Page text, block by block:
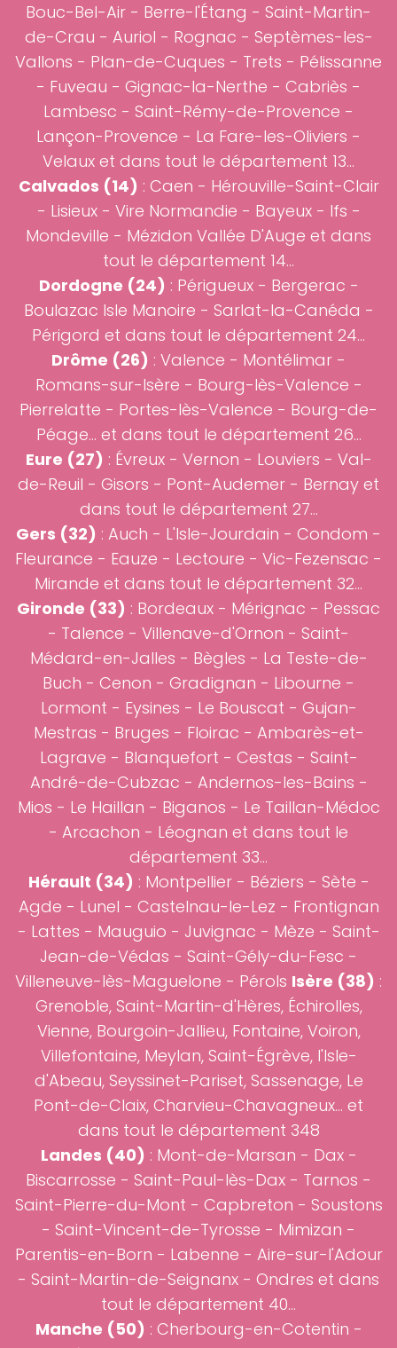
Bouc-Bel-Air - Berre-l'Étang - Saint-Martin-
de-Crau - Auriol - Rognac - Septèmes-les-
Vallons - Plan-de-Cuques - Trets - Pélissanne
- Fuveau - Gignac-la-Nerthe - Cabriès -
Lambesc - Saint-Rémy-de-Provence -
Lançon-Provence - La Fare-les-Oliviers -
Velaux et dans tout le département 13...
Calvados (14) : Caen - Hérouville-Saint-Clair
- Lisieux- Vire Normandie - Bayeux- Ifs -
Mondeville - Mézidon Vallée D'Auge et dans
tout le département 14...
Dordogne (24) : Périgueux - Bergerac -
Boulazac Isle Manoire - Sarlat-la-Canéda -
Périgord et dans tout le département 24...
Drôme (26) : Valence - Montélimar -
Romans-sur-Isère - Bourg-lès-Valence -
Pierrelatte - Portes-lès-Valence - Bourg-de-
Péage... et dans tout le département 26...
Eure (27) : Évreux- Vernon - Louviers - Val-
de-Reuil - Gisors - Pont-Audemer - Bernay et
dans tout le département 27...
Gers (32) : Auch - L'Isle-Jourdain - Condom -
Fleurance - Eauze - Lectoure - Vic-Fezensac -
Mirande et dans tout le département 32...
Gironde (33) : Bordeaux - Mérignac - Pessac
- Talence - Villenave-d'Ornon - Saint-
Médard-en-Jalles - Bègles - La Teste-de-
Buch - Cenon - Gradignan - Libourne -
Lormont - Eysines - Le Bouscat - Gujan-
Mestras - Bruges - Floirac - Ambarès-et-
Lagrave - Blanquefort - Cestas - Saint-
André-de-Cubzac - Andernos-les-Bains -
Mios - Le Haillan - Biganos - Le Taillan-Médoc
- Arcachon - Léognan et dans tout le
département 33...
Hérault (34) : Montpellier- Béziers - Sète -
Agde - Lunel - Castelnau-le-Lez - Frontignan
- Lattes - Mauguio - Juvignac - Mèze - Saint-
Jean-de-Védas - Saint-Gély-du-Fesc -
Villeneuve-lès-Maguelone - Pérols Isère (38) :
Grenoble, Saint-Martin-d'Hères, Échirolles,
Vienne, Bourgoin-Jallieu, Fontaine, Voiron,
Villefontaine, Meylan, Saint-Égrève, l'Isle-
d'Abeau, Seyssinet-Pariset, Sassenage, Le
Pont-de-Claix, Charvieu-Chavagneux... et
dans tout le département 348
Landes (40) : Mont-de-Marsan - Dax-
Biscarrosse - Saint-Paul-lès-Dax - Tarnos -
Saint-Pierre-du-Mont - Capbreton - Soustons
- Saint-Vincent-de-Tyrosse - Mimizan -
Parentis-en-Born - Labenne - Aire-sur-l'Adour
- Saint-Martin-de-Seignanx - Ondres et dans
tout le département 40...
Manche (50) : Cherbourg-en-Cotentin -